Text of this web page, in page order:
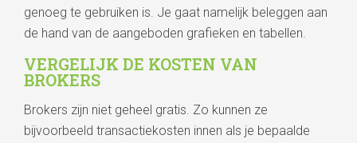
genoeg te gebruiken is. Je gaat namelijk beleggen aan
de hand van de aangeboden grafieken en tabellen.
VERGELIJK DE KOSTEN VAN
BROKERS
Brokers zijn niet geheel gratis. Zo kunnen ze
bijvoorbeeld transactiekosten innen als je bepaalde